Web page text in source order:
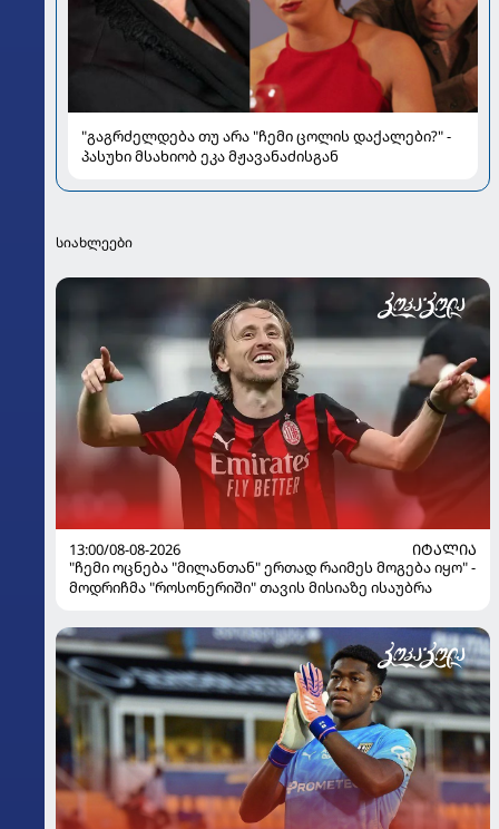
"გაგრძელდება თუ არა "ჩემი ცოლის დაქალები?" -
პასუხი მსახიობ ეკა მჟავანაძისგან
სიახლეები
13:00/08-08-2026
ᲘᲢᲐᲚᲘᲐ
"ჩემი ოცნება "მილანთან" ერთად რაიმეს მოგება იყო" -
მოდრიჩმა "როსონერიში" თავის მისიაზე ისაუბრა